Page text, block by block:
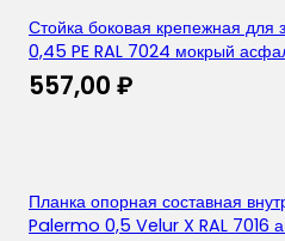
Стойка боковая крепежная
0,45 PE RAL 7024 мокрый
557,00 ₽
Планка опорная составная
Palermo 0,5 Velur X RAL 7016